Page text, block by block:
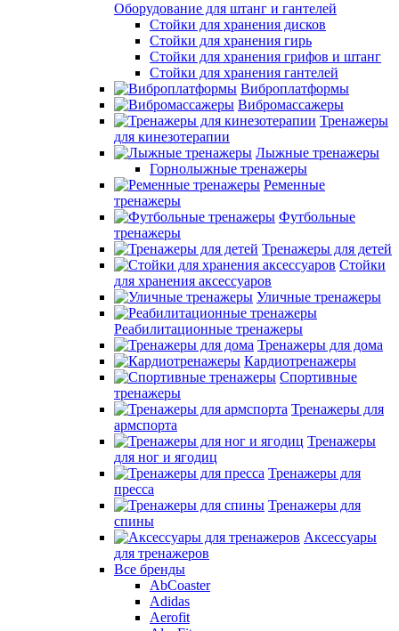
Оборудование для штанг и гантелей
Стойки для хранения дисков
Стойки для хранения гирь
Стойки для хранения грифов и штанг
Стойки для хранения гантелей
Виброплатформы
Вибромассажеры
Тренажеры
для кинезотерапии
Лыжные тренажеры
Горнолыжные тренажеры
Ременные
тренажеры
Футбольные
тренажеры
Тренажеры для детей
Стойки
для хранения аксессуаров
Уличные тренажеры
Реабилитационные тренажеры
Тренажеры для дома
Кардиотренажеры
Спортивные
тренажеры
Тренажеры для
армспорта
Тренажеры
для ног и ягодиц
Тренажеры для
пресса
Тренажеры для
спины
Аксессуары
для тренажеров
Все бренды
AbCoaster
Adidas
Aerofit